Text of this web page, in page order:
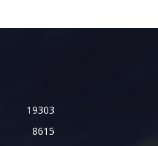
19303
8615